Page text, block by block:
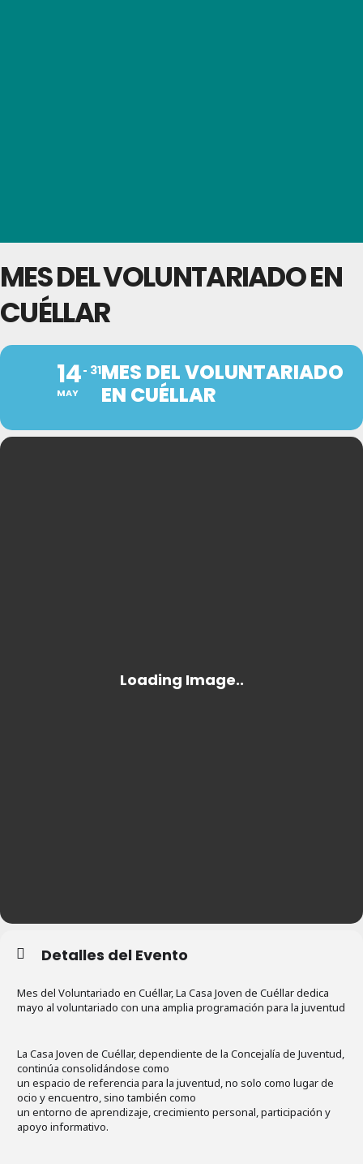
MES DEL VOLUNTARIADO EN
CUÉLLAR
14
MAY
31MES DEL VOLUNTARIADO
EN CUÉLLAR
Detalles del Evento
Mes del Voluntariado en Cuéllar, La Casa Joven de Cuéllar dedica
mayo al voluntariado con una amplia programación para la juventud
La Casa Joven de Cuéllar, dependiente de la Concejalía de Juventud,
continúa consolidándose como
un espacio de referencia para la juventud, no solo como lugar de
ocio y encuentro, sino también como
un entorno de aprendizaje, crecimiento personal, participación y
apoyo informativo.